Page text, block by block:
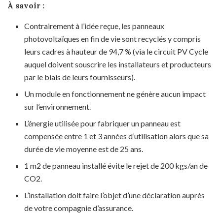
À savoir :
Contrairement à l’idée reçue, les panneaux
photovoltaïques en fin de vie sont recyclés y compris
leurs cadres à hauteur de 94,7 % (via le circuit PV Cycle
auquel doivent souscrire les installateurs et producteurs
par le biais de leurs fournisseurs).
Un module en fonctionnement ne génère aucun impact
sur l’environnement.
L’énergie utilisée pour fabriquer un panneau est
compensée entre 1 et 3 années d’utilisation alors que sa
durée de vie moyenne est de 25 ans.
1 m2 de panneau installé évite le rejet de 200 kgs/an de
CO2.
L’installation doit faire l’objet d’une déclaration auprès
de votre compagnie d’assurance.